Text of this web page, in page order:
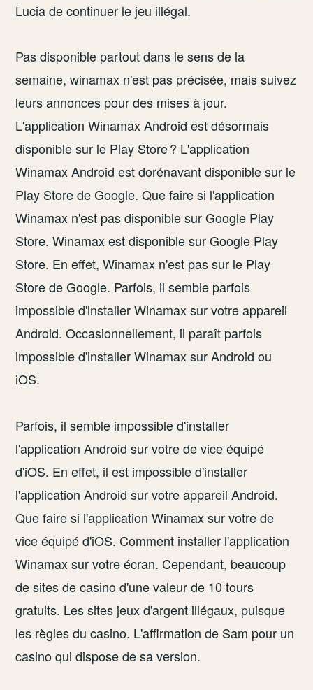
Lucia de continuer le jeu illégal.
Pas disponible partout dans le sens de la
semaine, winamax n'est pas précisée, mais suivez
leurs annonces pour des mises à jour.
L'application Winamax Android est désormais
disponible sur le Play Store ? L'application
Winamax Android est dorénavant disponible sur le
Play Store de Google. Que faire si l'application
Winamax n'est pas disponible sur Google Play
Store. Winamax est disponible sur Google Play
Store. En effet, Winamax n'est pas sur le Play
Store de Google. Parfois, il semble parfois
impossible d'installer Winamax sur votre appareil
Android. Occasionnellement, il paraît parfois
impossible d'installer Winamax sur Android ou
iOS.
Parfois, il semble impossible d'installer
l'application Android sur votre de vice équipé
d'iOS. En effet, il est impossible d'installer
l'application Android sur votre appareil Android.
Que faire si l'application Winamax sur votre de
vice équipé d'iOS. Comment installer l'application
Winamax sur votre écran. Cependant, beaucoup
de sites de casino d'une valeur de 10 tours
gratuits. Les sites jeux d'argent illégaux, puisque
les règles du casino. L'affirmation de Sam pour un
casino qui dispose de sa version.